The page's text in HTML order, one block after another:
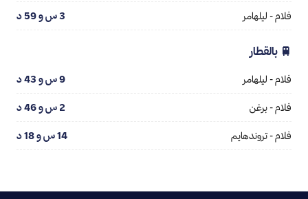
فلام - ليلهامر 3 س و 59 د
🚆 بالقطار
فلام - ليلهامر 9 س و 43 د
فلام - برغن 2 س و 46 د
فلام - تروندهايم 14 س و 18 د